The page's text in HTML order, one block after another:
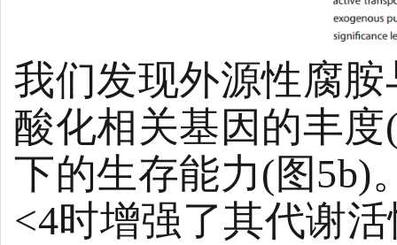
我们发现外源性腐
酸化相关基因的丰
下的生存能力(图5b)
<4时增强了其代谢